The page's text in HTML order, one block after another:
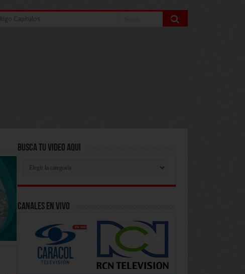
Rigo Capitulos
Busca Tu Video Aqui
Aqui
Canales En Vivo